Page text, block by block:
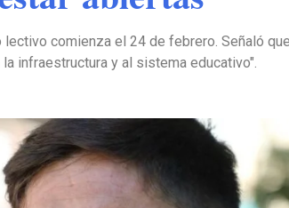
comienza el 24 de febrero. Señaló
infraestructura y al sistema educativo".